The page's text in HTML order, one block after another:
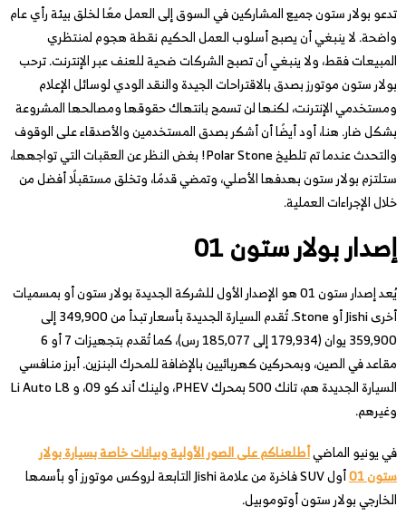
تدعو بولار ستون جميع المشاركين في السوق إلى العمل معًا لخلق بيئة رأي عام
واضحة. لا ينبغي أن يصبح أسلوب العمل الحكيم نقطة هجوم لمنتظري
المبيعات فقط، ولا ينبغي أن تصبح الشركات ضحية للعنف عبر الإنترنت. ترحب
بولار ستون موتورز بصدق بالاقتراحات الجيدة والنقد الودي لوسائل الإعلام
ومستخدمي الإنترنت، لكنها لن تسمح بانتهاك حقوقها ومصالحها المشروعة
بشكل ضار. هنا، أود أيضًا أن أشكر بصدق المستخدمين والأصدقاء على الوقوف
والتحدث عندما تم تلطيخ Polar Stone! بغض النظر عن العقبات التي تواجهها،
ستلتزم بولار ستون بهدفها الأصلي، وتمضي قدمًا، وتخلق مستقبلًا أفضل من
خلال الإجراءات العملية.
إصدار بولار ستون 01
يُعد إصدار ستون 01 هو الإصدار الأول للشركة الجديدة بولار ستون أو بمسميات
أخرى Jishi أو Stone. تُقدم السيارة الجديدة بأسعار تبدأ من 349,900 إلى
359,900 يوان (179,934 إلى 185,077 رس)، كما تُقدم بتجهيزات 7 أو 6
مقاعد في الصين، وبمحركين كهربائيين بالإضافة للمحرك البنزين. أبرز منافسي
السيارة الجديدة هم، تانك 500 بمحرك PHEV، ولينك أند كو 09، و Li Auto L8
وغيرهم.
في يونيو الماضيأطلعناكم على الصور الأولية وبيانات خاصة بسيارة بولار
ستون 01
أول SUV فاخرة من علامة Jishi التابعة لروكس موتورز أو بأسمها
الخارجي بولار ستون أوتوموبيل.